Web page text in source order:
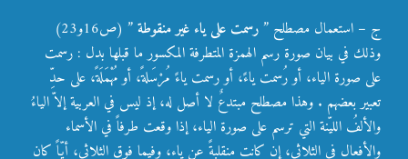
ج – استعمال مصطلح ”رسمت على ياء غير منقوطة
” (ص16و23)
وذلك في بيان صورة رسم الهمزة المتطرفة المكسور ما قبلها بدل : رسمت
على صورة الياء، أو رُسمت ياءً، أو رسمت ياءً مُرْسَلةً، أو مُهْمَلَةً، على حدِّ
تعبير بعضهم . وهذا مصطلح مبتدعٌ لا أصل له، إذ ليس في العربية إلاّ الياءُ
والألفُ الليّنة التي ترسم على صورة الياء، إذا وقعت طرفاً في الأسماء
والأفعال في الثلاثي، إن كانت منقلبةً عن ياء، وفيما فوق الثلاثي، أيّاً كان